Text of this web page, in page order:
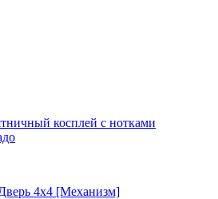
косплей с нотками
4х4 [Механизм]